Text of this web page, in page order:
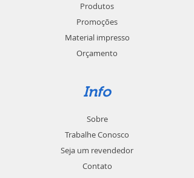
Produtos
Promoções
Material impresso
Orçamento
Info
Sobre
Trabalhe Conosco
Seja um revendedor
Contato